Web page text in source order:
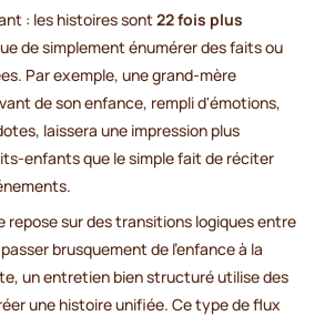
: les histoires sont22 fois plus
de simplement énumérer des faits ou
Par exemple, une grand-mère
de son enfance, rempli d'émotions,
laissera une impression plus
enfants que le simple fait de réciter
repose sur des transitions logiques entre
brusquement de l'enfance à la
un entretien bien structuré utilise des
une histoire unifiée. Ce type de flux